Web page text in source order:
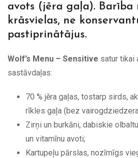
avots (jēra gaļa). Barība
krāsvielas, ne
pastiprinātājus.
Wolf’s Menu – Sensitive satur tikai
sastāvdaļas:
70 % jēra gaļas, tostarp sirds,
rīkles gaļa (bez
Zirņi un burkāni, dabiskie
un vitamīnu avoti;
Kartupeļu pārslas, nozīmīgs